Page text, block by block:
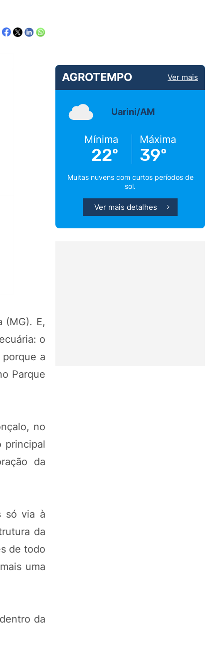
(MG). E,
o
a
Parque
no
principal
da
só via à
da
de todo
uma
da
AGROTEMPO Ver mais
Uarini/AM
Mínima
22º
Máxima
39º
Muitas nuvens com curtos períodos de
sol.
Ver mais detalhes